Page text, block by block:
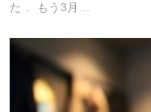
た． もう3月...